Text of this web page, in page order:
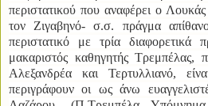
περιστατικού που αναφέρει ο
τον Ζιγαβηνό- σ.σ. πράγμα
περιστατικό με τρία διαφορετικά
μακαριστός καθηγητής
Αλεξανδρέα και Τερτυλλιανό,
περιγράφουν οι ως άνω